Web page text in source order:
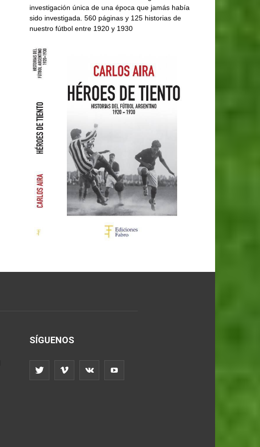
investigación única de una época que jamás había
sido investigada. 560 páginas y 125 historias de
nuestro fútbol entre 1920 y 1930
SÍGUENOS